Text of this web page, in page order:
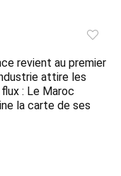
revient au premier
attire les
: Le Maroc
la carte de ses